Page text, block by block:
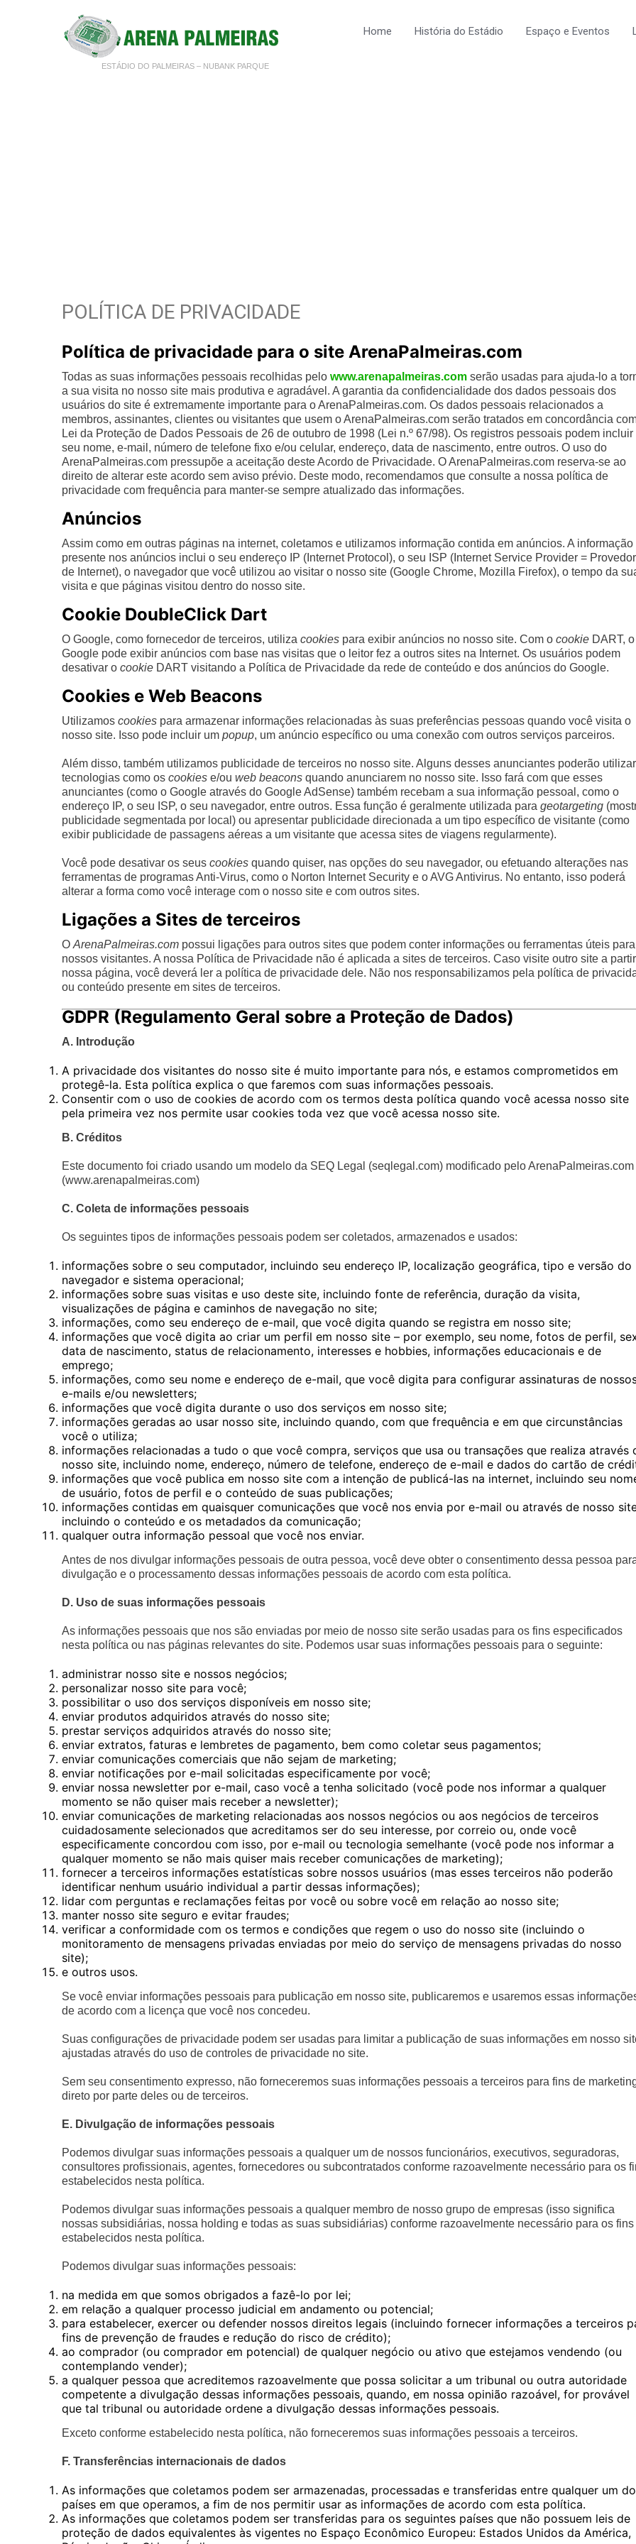
ESTÁDIO DO PALMEIRAS – NUBANK PARQUE
Home História do Estádio Espaço e Eventos
POLÍTICA DE PRIVACIDADE
Política de privacidade para o site ArenaPalmeiras.com
Todas as suas informações pessoais recolhidas pelo www.arenapalmeiras.com serão usadas para ajuda-lo a
a sua visita no nosso site mais produtiva e agradável. A garantia da confidencialidade dos dados pessoais dos
usuários do site é extremamente importante para o ArenaPalmeiras.com. Os dados pessoais relacionados a
membros, assinantes, clientes ou visitantes que usem o ArenaPalmeiras.com serão tratados em concordância
Lei da Proteção de Dados Pessoais de 26 de outubro de 1998 (Lei n.º 67/98). Os registros pessoais podem incluir
seu nome, e-mail, número de telefone fixo e/ou celular, endereço, data de nascimento, entre outros. O uso do
ArenaPalmeiras.com pressupõe a aceitação deste Acordo de Privacidade. O ArenaPalmeiras.com reserva-se ao
direito de alterar este acordo sem aviso prévio. Deste modo, recomendamos que consulte a nossa política de
privacidade com frequência para manter-se sempre atualizado das informações.
Anúncios
Assim como em outras páginas na internet, coletamos e utilizamos informação contida em anúncios. A informação
presente nos anúncios inclui o seu endereço IP (Internet Protocol), o seu ISP (Internet Service Provider = Provedor
de Internet), o navegador que você utilizou ao visitar o nosso site (Google Chrome, Mozilla Firefox), o tempo da
visita e que páginas visitou dentro do nosso site.
Cookie DoubleClick Dart
O Google, como fornecedor de terceiros, utiliza cookies para exibir anúncios no nosso site. Com o cookie DART, o
Google pode exibir anúncios com base nas visitas que o leitor fez a outros sites na Internet. Os usuários podem
desativar o cookie DART visitando a Política de Privacidade da rede de conteúdo e dos anúncios do Google.
Cookies e Web Beacons
Utilizamos cookies para armazenar informações relacionadas às suas preferências pessoas quando você visita o
nosso site. Isso pode incluir um popup, um anúncio específico ou uma conexão com outros serviços parceiros.
Além disso, também utilizamos publicidade de terceiros no nosso site. Alguns desses anunciantes poderão utilizar
tecnologias como os cookies e/ou web beacons quando anunciarem no nosso site. Isso fará com que esses
anunciantes (como o Google através do Google AdSense) também recebam a sua informação pessoal, como o
endereço IP, o seu ISP, o seu navegador, entre outros. Essa função é geralmente utilizada para geotargeting
publicidade segmentada por local) ou apresentar publicidade direcionada a um tipo específico de visitante (como
exibir publicidade de passagens aéreas a um visitante que acessa sites de viagens regularmente).
Você pode desativar os seus cookies quando quiser, nas opções do seu navegador, ou efetuando alterações nas
ferramentas de programas Anti-Virus, como o Norton Internet Security e o AVG Antivirus. No entanto, isso poderá
alterar a forma como você interage com o nosso site e com outros sites.
Ligações a Sites de terceiros
O ArenaPalmeiras.com possui ligações para outros sites que podem conter informações ou ferramentas úteis
nossos visitantes. A nossa Política de Privacidade não é aplicada a sites de terceiros. Caso visite outro site a
nossa página, você deverá ler a política de privacidade dele. Não nos responsabilizamos pela política de
ou conteúdo presente em sites de terceiros.
GDPR (Regulamento Geral sobre a Proteção de Dados)
A. Introdução
A privacidade dos visitantes do nosso site é muito importante para nós, e estamos comprometidos em
protegê-la. Esta política explica o que faremos com suas informações pessoais.
Consentir com o uso de cookies de acordo com os termos desta política quando você acessa nosso site
pela primeira vez nos permite usar cookies toda vez que você acessa nosso site.
B. Créditos
Este documento foi criado usando um modelo da SEQ Legal (seqlegal.com) modificado pelo ArenaPalmeiras.com
(www.arenapalmeiras.com)
C. Coleta de informações pessoais
Os seguintes tipos de informações pessoais podem ser coletados, armazenados e usados:
informações sobre o seu computador, incluindo seu endereço IP, localização geográfica, tipo e versão do
navegador e sistema operacional;
informações sobre suas visitas e uso deste site, incluindo fonte de referência, duração da visita,
visualizações de página e caminhos de navegação no site;
informações, como seu endereço de e-mail, que você digita quando se registra em nosso site;
informações que você digita ao criar um perfil em nosso site – por exemplo, seu nome, fotos de perfil,
data de nascimento, status de relacionamento, interesses e hobbies, informações educacionais e de
emprego;
informações, como seu nome e endereço de e-mail, que você digita para configurar assinaturas de
e-mails e/ou newsletters;
informações que você digita durante o uso dos serviços em nosso site;
informações geradas ao usar nosso site, incluindo quando, com que frequência e em que circunstâncias
você o utiliza;
informações relacionadas a tudo o que você compra, serviços que usa ou transações que realiza através
nosso site, incluindo nome, endereço, número de telefone, endereço de e-mail e dados do cartão de
informações que você publica em nosso site com a intenção de publicá-las na internet, incluindo seu
de usuário, fotos de perfil e o conteúdo de suas publicações;
informações contidas em quaisquer comunicações que você nos envia por e-mail ou através de nosso
incluindo o conteúdo e os metadados da comunicação;
qualquer outra informação pessoal que você nos enviar.
Antes de nos divulgar informações pessoais de outra pessoa, você deve obter o consentimento dessa pessoa
divulgação e o processamento dessas informações pessoais de acordo com esta política.
D. Uso de suas informações pessoais
As informações pessoais que nos são enviadas por meio de nosso site serão usadas para os fins especificados
nesta política ou nas páginas relevantes do site. Podemos usar suas informações pessoais para o seguinte:
administrar nosso site e nossos negócios;
personalizar nosso site para você;
possibilitar o uso dos serviços disponíveis em nosso site;
enviar produtos adquiridos através do nosso site;
prestar serviços adquiridos através do nosso site;
enviar extratos, faturas e lembretes de pagamento, bem como coletar seus pagamentos;
enviar comunicações comerciais que não sejam de marketing;
enviar notificações por e-mail solicitadas especificamente por você;
enviar nossa newsletter por e-mail, caso você a tenha solicitado (você pode nos informar a qualquer
momento se não quiser mais receber a newsletter);
enviar comunicações de marketing relacionadas aos nossos negócios ou aos negócios de terceiros
cuidadosamente selecionados que acreditamos ser do seu interesse, por correio ou, onde você
especificamente concordou com isso, por e-mail ou tecnologia semelhante (você pode nos informar a
qualquer momento se não mais quiser mais receber comunicações de marketing);
fornecer a terceiros informações estatísticas sobre nossos usuários (mas esses terceiros não poderão
identificar nenhum usuário individual a partir dessas informações);
lidar com perguntas e reclamações feitas por você ou sobre você em relação ao nosso site;
manter nosso site seguro e evitar fraudes;
verificar a conformidade com os termos e condições que regem o uso do nosso site (incluindo o
monitoramento de mensagens privadas enviadas por meio do serviço de mensagens privadas do nosso
site);
e outros usos.
Se você enviar informações pessoais para publicação em nosso site, publicaremos e usaremos essas
de acordo com a licença que você nos concedeu.
Suas configurações de privacidade podem ser usadas para limitar a publicação de suas informações em nosso
ajustadas através do uso de controles de privacidade no site.
Sem seu consentimento expresso, não forneceremos suas informações pessoais a terceiros para fins de
direto por parte deles ou de terceiros.
E. Divulgação de informações pessoais
Podemos divulgar suas informações pessoais a qualquer um de nossos funcionários, executivos, seguradoras,
consultores profissionais, agentes, fornecedores ou subcontratados conforme razoavelmente necessário para os
estabelecidos nesta política.
Podemos divulgar suas informações pessoais a qualquer membro de nosso grupo de empresas (isso significa
nossas subsidiárias, nossa holding e todas as suas subsidiárias) conforme razoavelmente necessário para os fins
estabelecidos nesta política.
Podemos divulgar suas informações pessoais:
na medida em que somos obrigados a fazê-lo por lei;
em relação a qualquer processo judicial em andamento ou potencial;
para estabelecer, exercer ou defender nossos direitos legais (incluindo fornecer informações a terceiros
fins de prevenção de fraudes e redução do risco de crédito);
ao comprador (ou comprador em potencial) de qualquer negócio ou ativo que estejamos vendendo (ou
contemplando vender);
a qualquer pessoa que acreditemos razoavelmente que possa solicitar a um tribunal ou outra autoridade
competente a divulgação dessas informações pessoais, quando, em nossa opinião razoável, for provável
que tal tribunal ou autoridade ordene a divulgação dessas informações pessoais.
Exceto conforme estabelecido nesta política, não forneceremos suas informações pessoais a terceiros.
F. Transferências internacionais de dados
As informações que coletamos podem ser armazenadas, processadas e transferidas entre qualquer um
países em que operamos, a fim de nos permitir usar as informações de acordo com esta política.
As informações que coletamos podem ser transferidas para os seguintes países que não possuem leis de
proteção de dados equivalentes às vigentes no Espaço Econômico Europeu: Estados Unidos da América,